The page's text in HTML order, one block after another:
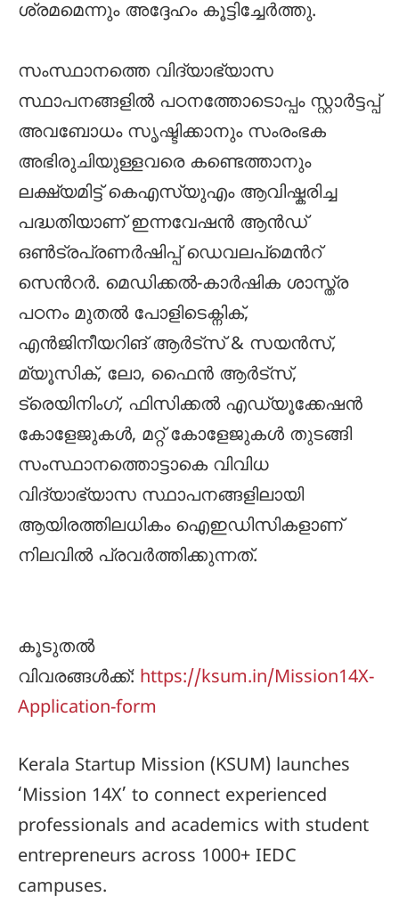
ശ്രമമെന്നും അദ്ദേഹം കൂട്ടിച്ചേര്‍ത്തു.
സംസ്ഥാനത്തെ വിദ്യാഭ്യാസ
സ്ഥാപനങ്ങളില്‍ പഠനത്തോടൊപ്പം സ്റ്റാര്‍ട്ടപ്പ്
അവബോധം സൃഷ്ടിക്കാനും സംരംഭക
അഭിരുചിയുള്ളവരെ കണ്ടെത്താനും
ലക്ഷ്യമിട്ട് കെഎസ്‌യുഎം ആവിഷ്കരിച്ച
പദ്ധതിയാണ് ഇന്നവേഷന്‍ ആന്‍ഡ്
ഒണ്‍ട്രപ്രണര്‍ഷിപ്പ് ഡെവലപ്മെന്‍റ്
സെന്‍റര്‍. മെഡിക്കല്‍-കാര്‍ഷിക ശാസ്ത്ര
പഠനം മുതല്‍ പോളിടെക്നിക്,
എന്‍ജിനീയറിങ് ആര്‍ട്സ് & സയന്‍സ്,
മ്യൂസിക്, ലോ, ഫൈന്‍ ആര്‍ട്സ്,
ട്രെയിനിംഗ്, ഫിസിക്കല്‍ എഡ്യൂക്കേഷന്‍
കോളേജുകള്‍, മറ്റ് കോളേജുകള്‍ തുടങ്ങി
സംസ്ഥാനത്തൊട്ടാകെ വിവിധ
വിദ്യാഭ്യാസ സ്ഥാപനങ്ങളിലായി
ആയിരത്തിലധികം ഐഇഡിസികളാണ്
നിലവില്‍ പ്രവര്‍ത്തിക്കുന്നത്.
കൂടുതല്‍
വിവരങ്ങള്‍ക്ക്: https://ksum.in/Mission14X-
Application-form
Kerala Startup Mission (KSUM) launches
‘Mission 14X’ to connect experienced
professionals and academics with student
entrepreneurs across 1000+ IEDC
campuses.